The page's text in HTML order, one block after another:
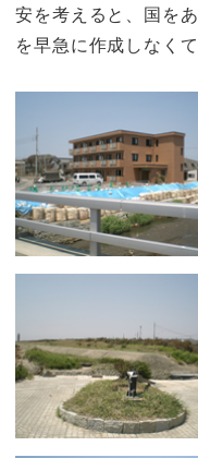
安を考えると、国を
を早急に作成しなく